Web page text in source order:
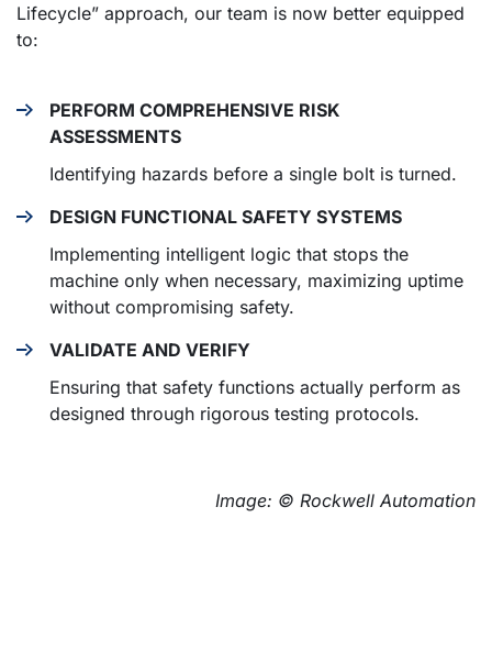
Lifecycle” approach, our team is now better equipped
to:
PERFORM COMPREHENSIVE RISK
ASSESSMENTS
Identifying hazards before a single bolt is turned.
DESIGN FUNCTIONAL SAFETY SYSTEMS
Implementing intelligent logic that stops the
machine only when necessary, maximizing uptime
without compromising safety.
VALIDATE AND VERIFY
Ensuring that safety functions actually perform as
designed through rigorous testing protocols.
Image: © Rockwell Automation